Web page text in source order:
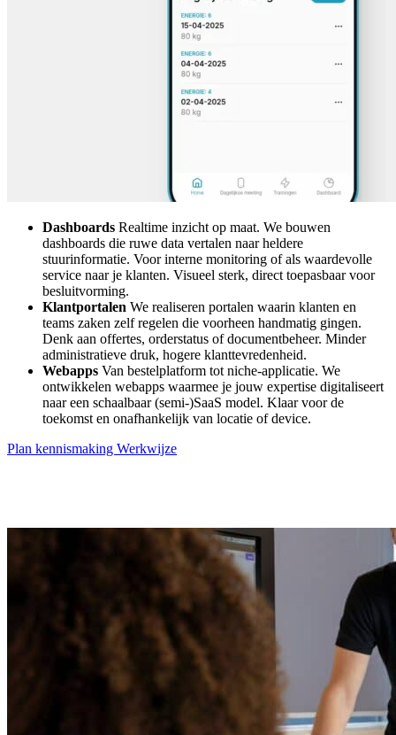
Dashboards Realtime inzicht op maat. We bouwen
dashboards die ruwe data vertalen naar heldere
stuurinformatie. Voor interne monitoring of als waardevolle
service naar je klanten. Visueel sterk, direct toepasbaar voor
besluitvorming.
Klantportalen We realiseren portalen waarin klanten en
teams zaken zelf regelen die voorheen handmatig gingen.
Denk aan offertes, orderstatus of documentbeheer. Minder
administratieve druk, hogere klanttevredenheid.
Webapps Van bestelplatform tot niche-applicatie. We
ontwikkelen webapps waarmee je jouw expertise digitaliseert
naar een schaalbaar (semi-)SaaS model. Klaar voor de
toekomst en onafhankelijk van locatie of device.
Plan kennismaking Werkwijze